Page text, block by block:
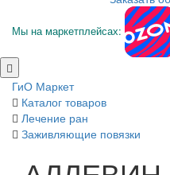
Мы на маркетплейсах:
ГиО Маркет
Каталог товаров
Лечение ран
Заживляющие повязки